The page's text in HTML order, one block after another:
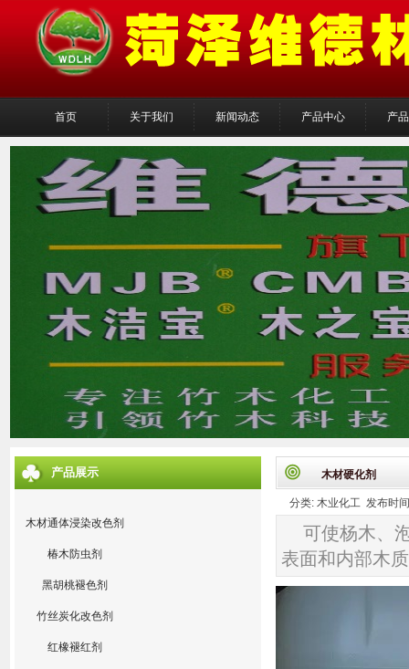
首页 关于我们 新闻动态 产品中心 产
产品展示
木材通体浸染改色剂
椿木防虫剂
黑胡桃褪色剂
竹丝炭化改色剂
红橡褪红剂
木材硬化剂
分类: 木业化工 发布时
可使杨木、
表面和内部木